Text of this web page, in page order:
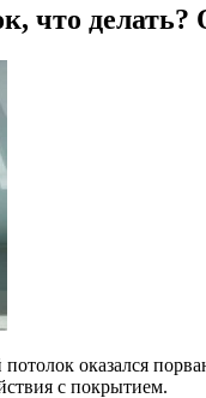
что делать?
оказался
с покрытием.